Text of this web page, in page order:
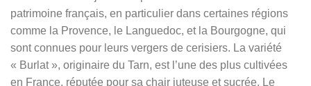
patrimoine français, en particulier dans certaines régions
comme la Provence, le Languedoc, et la Bourgogne, qui
sont connues pour leurs vergers de cerisiers. La variété
« Burlat », originaire du Tarn, est l’une des plus cultivées
en France, réputée pour sa chair juteuse et sucrée. Le